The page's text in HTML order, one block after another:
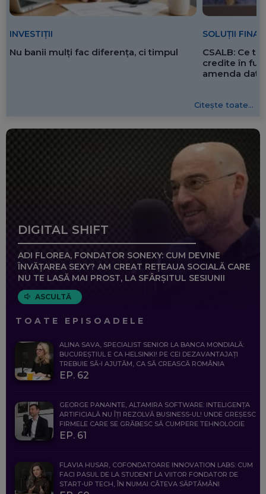
INVESTIȚII
Nu banii mulți fac diferența, ci timpul
SOLUȚII
CSALB: Ce
credite în
amenda
Citește toate...
DIGITAL SHIFT
ADI FLOREA, FONDATOR SONEXY: CUM DEVINE
ÎNVĂȚAREA SEXY? AM CREAT REȚEAUA SOCIALĂ CARE
NU TE LASĂ MAI PROST, LA SFÂRȘITUL SESIUNII
ASCULTĂ
TOATE EPISOADELE
ALINA SAVA, SPECIALIST SENIOR LA BANCA MONDIALĂ:
BUCUREȘTIUL E CA HELSINKI! PE CEI DEZAVANTAJAȚI
TREBUIE SĂ-I AJUTĂM, CA SĂ CREASCĂ ROMÂNIA
EP. 62
GEORGE PANAINTE, ALTAMIRA SOFTWARE: INTELIGENȚA
ARTIFICIALĂ NU ÎȚI REZOLVĂ BUSINESS-UL! UNDE GREȘESC
FIRMELE CARE SE GRĂBESC SĂ CUMPERE TEHNOLOGIE
EP. 61
FLAVIA HUSAR, COFONDATOARE INNOVATION LABS: CUM
FACI PASUL DE LA STUDENT LA VIITOR FONDATOR DE
START-UP TECH, ÎN NUMAI CÂTEVA SĂPTĂMÂNI